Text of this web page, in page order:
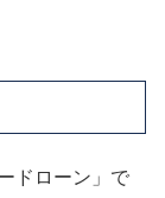
ドローン」で